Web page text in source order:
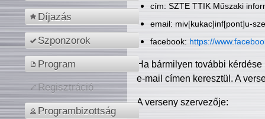
Díjazás
Szponzorok
Program
Regisztráció
Programbizottság
cím: SZTE TTIK Műszaki
email: miv[kukac]inf[pont]u-
facebook: https://
Ha bármilyen további
e-mail címen keresztül. A
A verseny szervezője: